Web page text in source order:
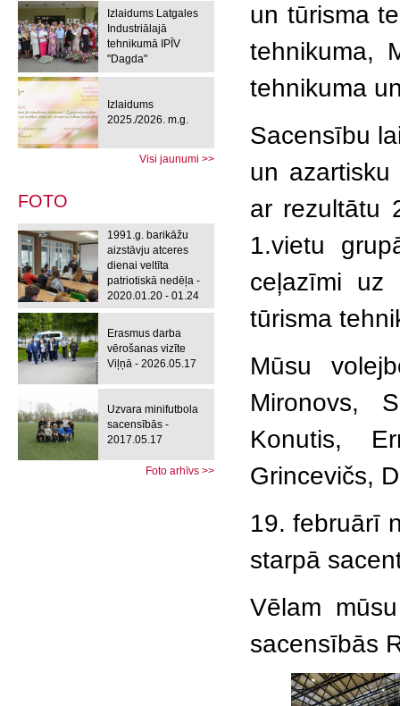
Izlaidums Latgales
Industriālajā
tehnikumā IPĪV
"Dagda"
Izlaidums
2025./2026. m.g.
Visi jaunumi >>
FOTO
1991.g. barikāžu
aizstāvju atceres
dienai veltīta
patriotiskā nedēļa -
2020.01.20 - 01.24
Erasmus darba
vērošanas vizīte
Viļņā - 2026.05.17
Uzvara minifutbola
sacensībās -
2017.05.17
Foto arhīvs >>
un tūrisma
tehnikuma,
tehnikuma
Sacensību
un
ar rezultātu
1.vietu
ceļazīmi uz
tūrisma
Mūsu
Mironovs,
Konutis,
Grincevičs,
19. februārī
starpā
Vēlam
sacensībās